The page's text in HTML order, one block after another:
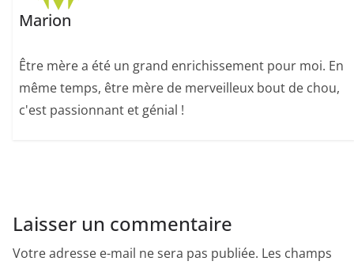
Marion
Être mère a été un grand enrichissement pour moi. En
même temps, être mère de merveilleux bout de chou,
c'est passionnant et génial !
Laisser un commentaire
Votre adresse e-mail ne sera pas publiée. Les champs